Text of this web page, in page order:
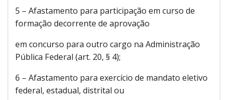
5 – Afastamento para participação em curso de
formação decorrente de aprovação
em concurso para outro cargo na Administração
Pública Federal (art. 20, § 4);
6 – Afastamento para exercício de mandato eletivo
federal, estadual, distrital ou